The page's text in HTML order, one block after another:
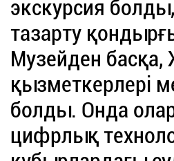
экскурсия
тазарту
Музейден
қызметкерлері
болды. Онда
цифрлық